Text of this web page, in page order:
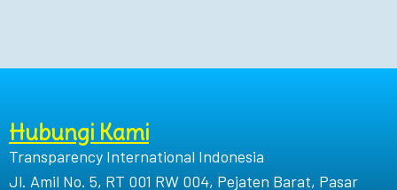
Hubungi Kami
Transparency International Indonesia
Jl. Amil No. 5, RT 001 RW 004, Pejaten Barat, Pasar